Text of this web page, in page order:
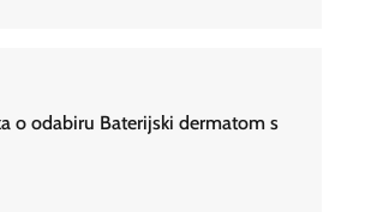
o odabiru Baterijski dermatom s